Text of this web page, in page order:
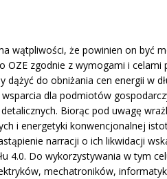
wątpliwości, że powinien on być
zgodnie z wymogami i celami
dążyć do obniżania cen energii w
dla podmiotów
Biorąc pod uwagę
i energetyki konwencjonalnej
narracji o ich likwidacji
4.0. Do wykorzystywania w tym
mechatroników,